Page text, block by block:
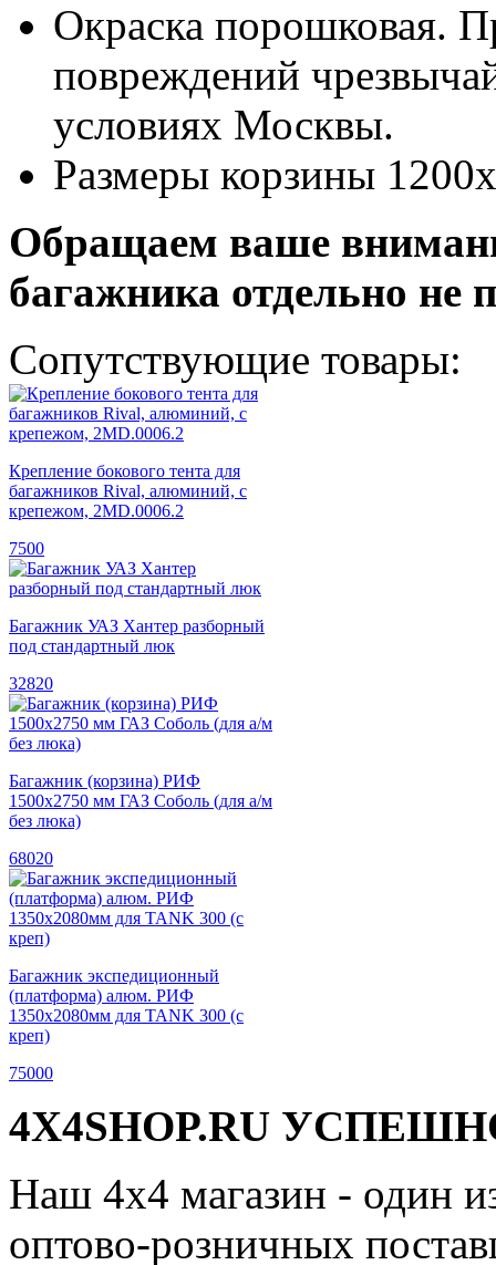
Окраска порошковая.
повреждений
условиях Москвы.
Размеры корзины
Обращаем ваше
багажника отдельно не
Сопутствующие товары:
Крепление бокового тента для
багажников Rival, алюминий, с
крепежом, 2MD.0006.2
7500
Багажник УАЗ Хантер разборный
под стандартный люк
32820
Багажник (корзина) РИФ
1500х2750 мм ГАЗ Соболь (для а/м
без люка)
68020
Багажник экспедиционный
(платформа) алюм. РИФ
1350x2080мм для TANK 300 (с
креп)
75000
4X4SHOP.RU
Наш 4x4 магазин - один
оптово-розничных